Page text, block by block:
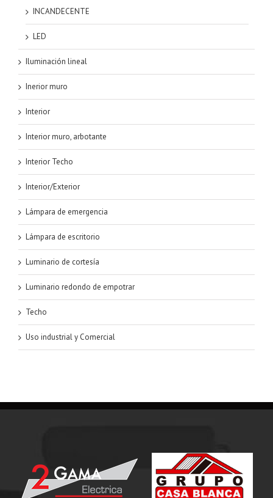
INCANDECENTE
LED
Iluminación lineal
Inerior muro
Interior
Interior muro, arbotante
Interior Techo
Interior/Exterior
Lámpara de emergencia
Lámpara de escritorio
Luminario de cortesía
Luminario redondo de empotrar
Techo
Uso industrial y Comercial